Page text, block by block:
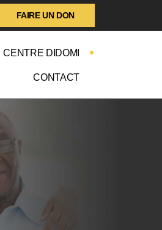
FAIRE UN DON
CENTRE DIDOMI
CONTACT